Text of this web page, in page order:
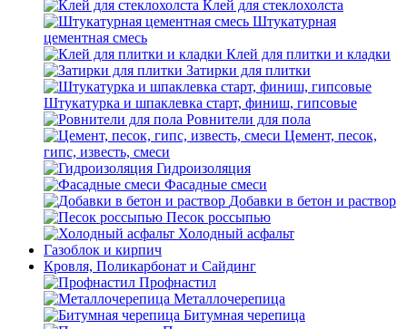
Клей для стеклохолста
Штукатурная
цементная смесь
Клей для плитки и кладки
Затирки для плитки
Штукатурка и шпаклевка старт, финиш, гипсовые
Ровнители для пола
Цемент, песок,
гипс, известь, смеси
Гидроизоляция
Фасадные смеси
Добавки в бетон и раствор
Песок россыпью
Холодный асфальт
Газоблок и кирпич
Кровля, Поликарбонат и Сайдинг
Профнастил
Металлочерепица
Битумная черепица